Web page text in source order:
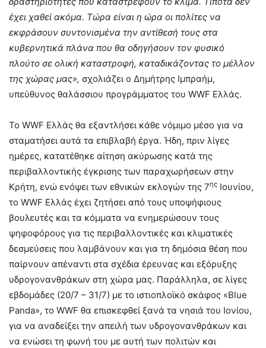
έχει χαθεί ακόμα. Τώρα είναι η ώρα οι πολίτες να
εκφράσουν συντονισμένα την αντίθεσή τους στα
κυβερνητικά πλάνα που θα οδηγήσουν τον φυσικό
πλούτο σε ολική καταστροφή, καταδικάζοντας το μέλλον
της χώρας μας», σχολιάζει ο Δημήτρης Ιμπραήμ,
υπεύθυνος θαλάσσιου προγράμματος του WWF Ελλάς.
Το WWF Ελλάς θα εξαντλήσει κάθε νόμιμο μέσο για να
σταματήσει αυτά τα επιβλαβή έργα. Ήδη, πριν λίγες
ημέρες, κατατέθηκε αίτηση ακύρωσης κατά της
περιβαλλοντικής έγκρισης των παραχωρήσεων στην
Κρήτη, ενώ ενόψει των εθνικών εκλογών της 7ης Ιουνίου,
το WWF Ελλάς έχει ζητήσει από τους υποψήφιους
βουλευτές και τα κόμματα να ενημερώσουν τους
ψηφοφόρους για τις περιβαλλοντικές και κλιματικές
δεσμεύσεις που λαμβάνουν και για τη δημόσια θέση που
παίρνουν απέναντι στα σχέδια έρευνας και εξόρυξης
υδρογονανθράκων στη χώρα μας. Παράλληλα, σε λίγες
εβδομάδες (20/7 – 31/7) με το ιστιοπλοϊκό σκάφος «Blue
Panda», το WWF θα επισκεφθεί ξανά τα νησιά του Ιονίου,
για να αναδείξει την απειλή των υδρογονανθράκων και
να ενώσει τη φωνή του με αυτή των πολιτών και